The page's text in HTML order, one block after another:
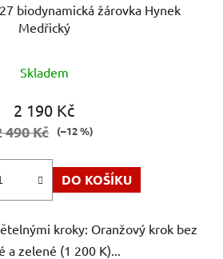
biodynamická žárovka Hynek
Medřický
hodnocení
produktu
je
Skladem
2 190 Kč
490 Kč (–12 %)
DO KOŠÍKU
kroky: Oranžový krok bez
a zelené (1 200 K)...